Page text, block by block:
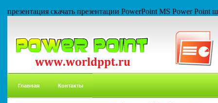
презентация скачать презентации PowerPoint MS Power
Главная Контакты